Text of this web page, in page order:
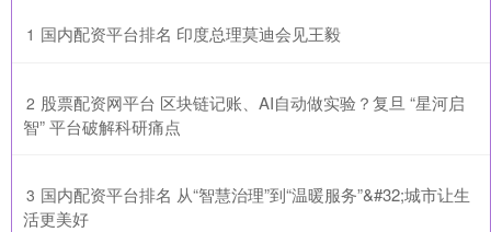
1 ​国内配资平台排名 印度总理莫迪会见王毅
2 ​股票配资网平台 区块链记账、AI自动做实验？复旦 “星河启
智” 平台破解科研痛点
3 ​国内配资平台排名 从“智慧治理”到“温暖服务”&#32;城市让生
活更美好